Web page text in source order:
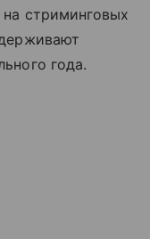
стриминговых
года.